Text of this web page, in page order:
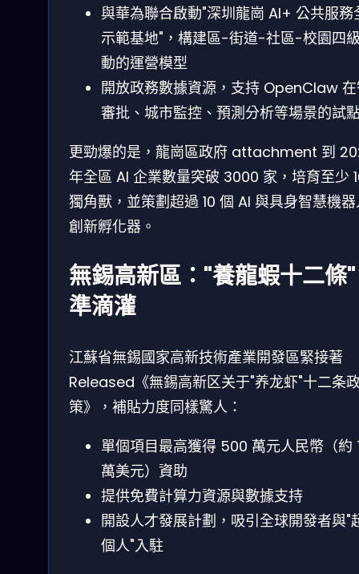
與華為聯合啟動"深圳龍崗 AI+ 公共服務
示範基地"，構建區-街道-社區-校園四
動的運營模型
開放政務數據資源，支持 OpenClaw
審批、城市監控、預測分析等場景的試
更勁爆的是，龍崗區政府 attachment 到
年全區 AI 企業數量突破 3000 家，培育至少
獨角獸，並策劃超過 10 個 AI 與具身智慧機
創新孵化器。
無錫高新區："養龍蝦十二條
準滴灌
江蘇省無錫國家高新技術產業開發區緊接著
Released《無錫高新区关于"养龙虾"十二条
策》，補貼力度同樣驚人：
單個項目最高獲得 500 萬元人民幣（約
萬美元）資助
提供免費計算力資源與數據支持
開設人才發展計劃，吸引全球開發者與"
個人"入駐